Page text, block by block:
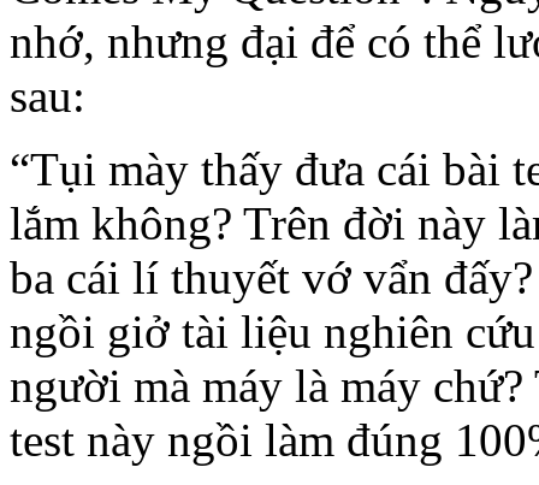
nhớ, nhưng đại để có thể
sau:
“Tụi mày thấy đưa cái bài
lắm không? Trên đời này
ba cái lí thuyết vớ vẩn
ngồi giở tài liệu nghiên
người mà máy là máy chứ?
test này ngồi làm đúng